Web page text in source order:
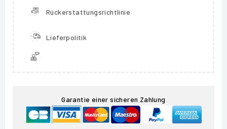
Rückerstattungsrichtlinie
Lieferpolitik
Garantie einer sicheren Zahlung